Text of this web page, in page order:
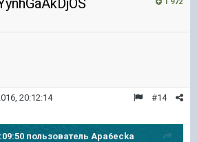
#14
20:12:14
пользователь Apa6ecka